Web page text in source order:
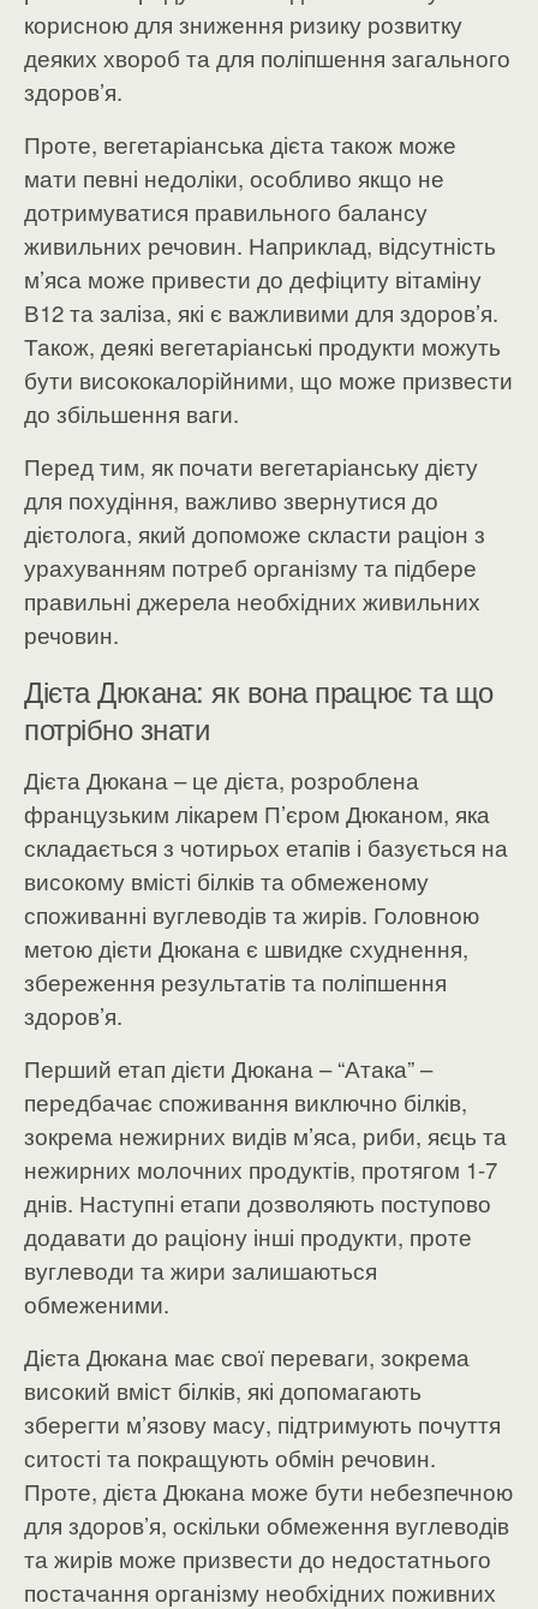
корисною для зниження ризику розвитку
деяких хвороб та для поліпшення загального
здоров’я.
Проте, вегетаріанська дієта також може
мати певні недоліки, особливо якщо не
дотримуватися правильного балансу
живильних речовин. Наприклад, відсутність
м’яса може привести до дефіциту вітаміну
В12 та заліза, які є важливими для здоров’я.
Також, деякі вегетаріанські продукти можуть
бути висококалорійними, що може призвести
до збільшення ваги.
Перед тим, як почати вегетаріанську дієту
для похудіння, важливо звернутися до
дієтолога, який допоможе скласти раціон з
урахуванням потреб організму та підбере
правильні джерела необхідних живильних
речовин.
Дієта Дюкана: як вона працює та що
потрібно знати
Дієта Дюкана – це дієта, розроблена
французьким лікарем П’єром Дюканом, яка
складається з чотирьох етапів і базується на
високому вмісті білків та обмеженому
споживанні вуглеводів та жирів. Головною
метою дієти Дюкана є швидке схуднення,
збереження результатів та поліпшення
здоров’я.
Перший етап дієти Дюкана – “Атака” –
передбачає споживання виключно білків,
зокрема нежирних видів м’яса, риби, яєць та
нежирних молочних продуктів, протягом 1-7
днів. Наступні етапи дозволяють поступово
додавати до раціону інші продукти, проте
вуглеводи та жири залишаються
обмеженими.
Дієта Дюкана має свої переваги, зокрема
високий вміст білків, які допомагають
зберегти м’язову масу, підтримують почуття
ситості та покращують обмін речовин.
Проте, дієта Дюкана може бути небезпечною
для здоров’я, оскільки обмеження вуглеводів
та жирів може призвести до недостатнього
постачання організму необхідних поживних